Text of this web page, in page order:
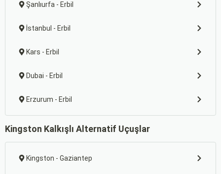
Şanlıurfa - Erbil
İstanbul - Erbil
Kars - Erbil
Dubai - Erbil
Erzurum - Erbil
Kingston Kalkışlı Alternatif Uçuşlar
Kingston - Gaziantep